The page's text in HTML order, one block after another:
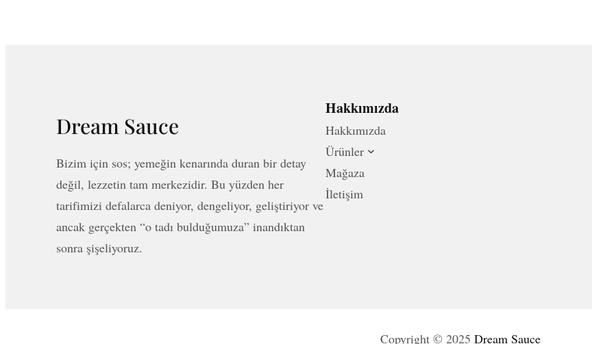
Dream Sauce
Bizim için sos; yemeğin kenarında duran bir detay
değil, lezzetin tam merkezidir. Bu yüzden her
tarifimizi defalarca deniyor, dengeliyor, geliştiriyor ve
ancak gerçekten “o tadı bulduğumuza” inandıktan
sonra şişeliyoruz.
Hakkımızda
Hakkımızda
Ürünler
Mağaza
İletişim
Copyright © 2025 Dream Sauce